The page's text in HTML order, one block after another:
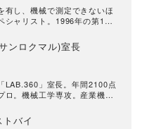
有し、機械で測定できないほ
シャリスト。1996年の第1回
て活動中。臭気判定士とし
つ。
ンロクマル)室長
LAB.360」室長。年間2100点
。機械工学専攻。産業機械
くの商品テストに従事。テ
イン、試験装置の製作、テ
バイ